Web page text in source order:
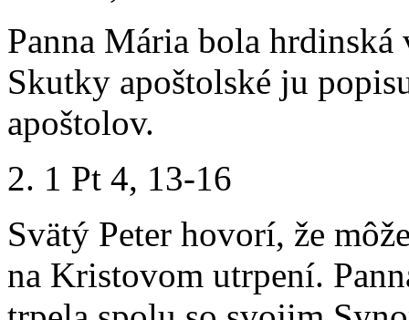
Panna Mária bola
Skutky apoštolské ju
apoštolov.
1 Pt 4, 13-16
Svätý Peter hovorí, že
na Kristovom utrpení.